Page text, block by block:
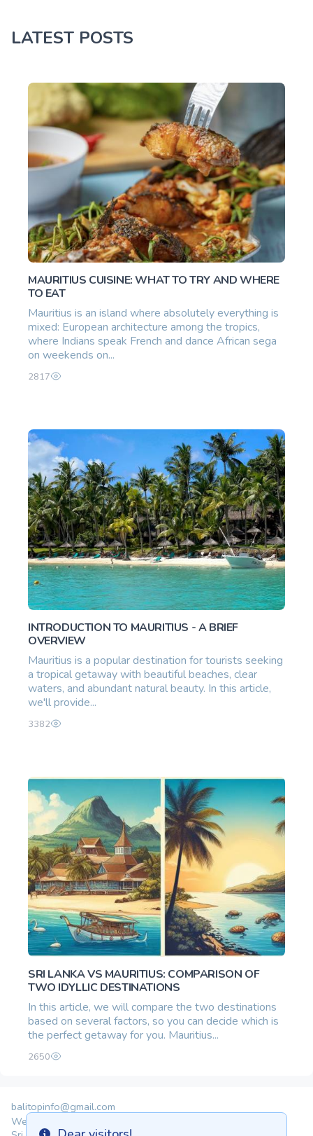
LATEST POSTS
MAURITIUS CUISINE: WHAT TO TRY AND WHERE
TO EAT
Mauritius is an island where absolutely everything is
mixed: European architecture among the tropics,
where Indians speak French and dance African sega
on weekends on...
2817
INTRODUCTION TO MAURITIUS - A BRIEF
OVERVIEW
Mauritius is a popular destination for tourists seeking
a tropical getaway with beautiful beaches, clear
waters, and abundant natural beauty. In this article,
we'll provide...
3382
SRI LANKA VS MAURITIUS: COMPARISON OF
TWO IDYLLIC DESTINATIONS
In this article, we will compare the two destinations
based on several factors, so you can decide which is
the perfect getaway for you. Mauritius...
2650
balitopinfo@gmail.com
We are in: